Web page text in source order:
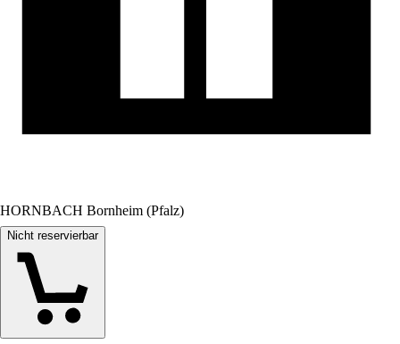
HORNBACH Bornheim (Pfalz)
Nicht reservierbar